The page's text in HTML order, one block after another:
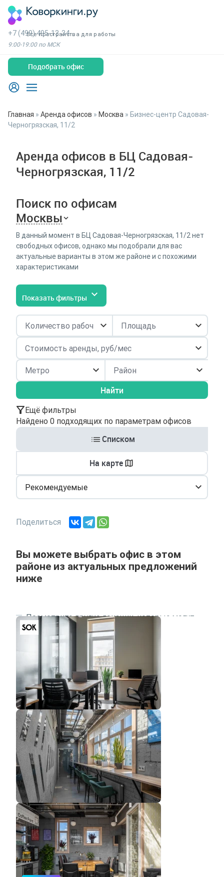
Все пространства для работы
+7 (499) 495-13-34
9:00-19:00 по МСК
Подобрать офис
Главная » Аренда офисов » Москва » Бизнес-центр Садовая-
Черногрязская, 11/2
Аренда офисов в БЦ Садовая-
Черногрязская, 11/2
Поиск по офисам
Москвы
В данный момент в БЦ Садовая-Черногрязская, 11/2 нет
свободных офисов, однако мы подобрали для вас
актуальные варианты в этом же районе и с похожими
характеристиками
Показать фильтры
Район
Найти
Ещё фильтры
Найдено 0 подходящих по параметрам офисов
Списком
На карте
Рекомендуемые
Поделиться
Вы можете выбрать офис в этом
районе из актуальных предложений
ниже
Посмотрите другие локации, которые могут
подходить под ваш запрос